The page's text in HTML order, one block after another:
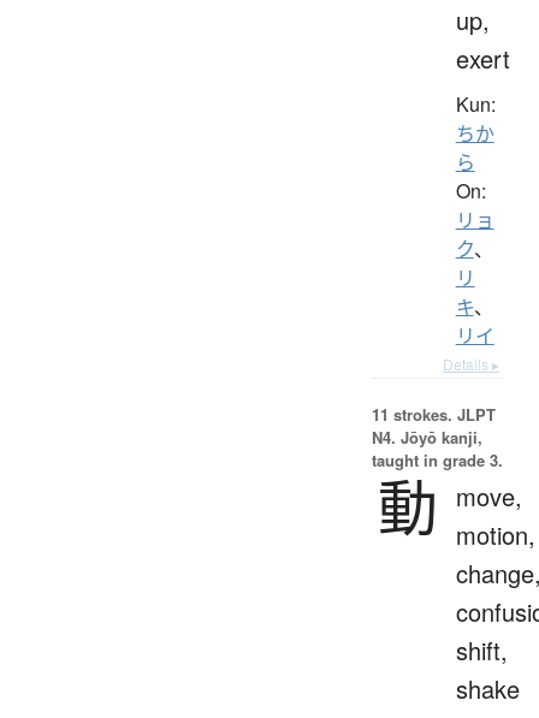
up,
exert
Kun:
ちか
ら
On:
リョ
ク、
リ
キ、
リイ
Details ▸
11 strokes. JLPT
N4. Jōyō kanji,
taught in grade 3.
動
move,
motion,
shift,
shake